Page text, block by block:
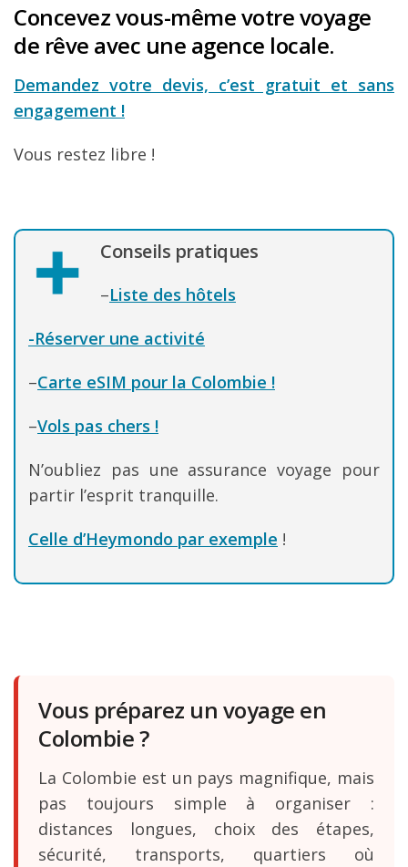
Concevez vous-même votre voyage
de rêve avec une agence locale.
Demandez votre devis, c’est gratuit et sans
engagement !
Vous restez libre !
Conseils pratiques
–Liste des hôtels
-Réserver une activité
–Carte eSIM pour la Colombie !
–Vols pas chers !
N’oubliez pas une assurance voyage pour
partir l’esprit tranquille.
Celle d’Heymondo par exemple !
Vous préparez un voyage en
Colombie ?
La Colombie est un pays magnifique, mais
pas toujours simple à organiser :
distances longues, choix des étapes,
sécurité, transports, quartiers où